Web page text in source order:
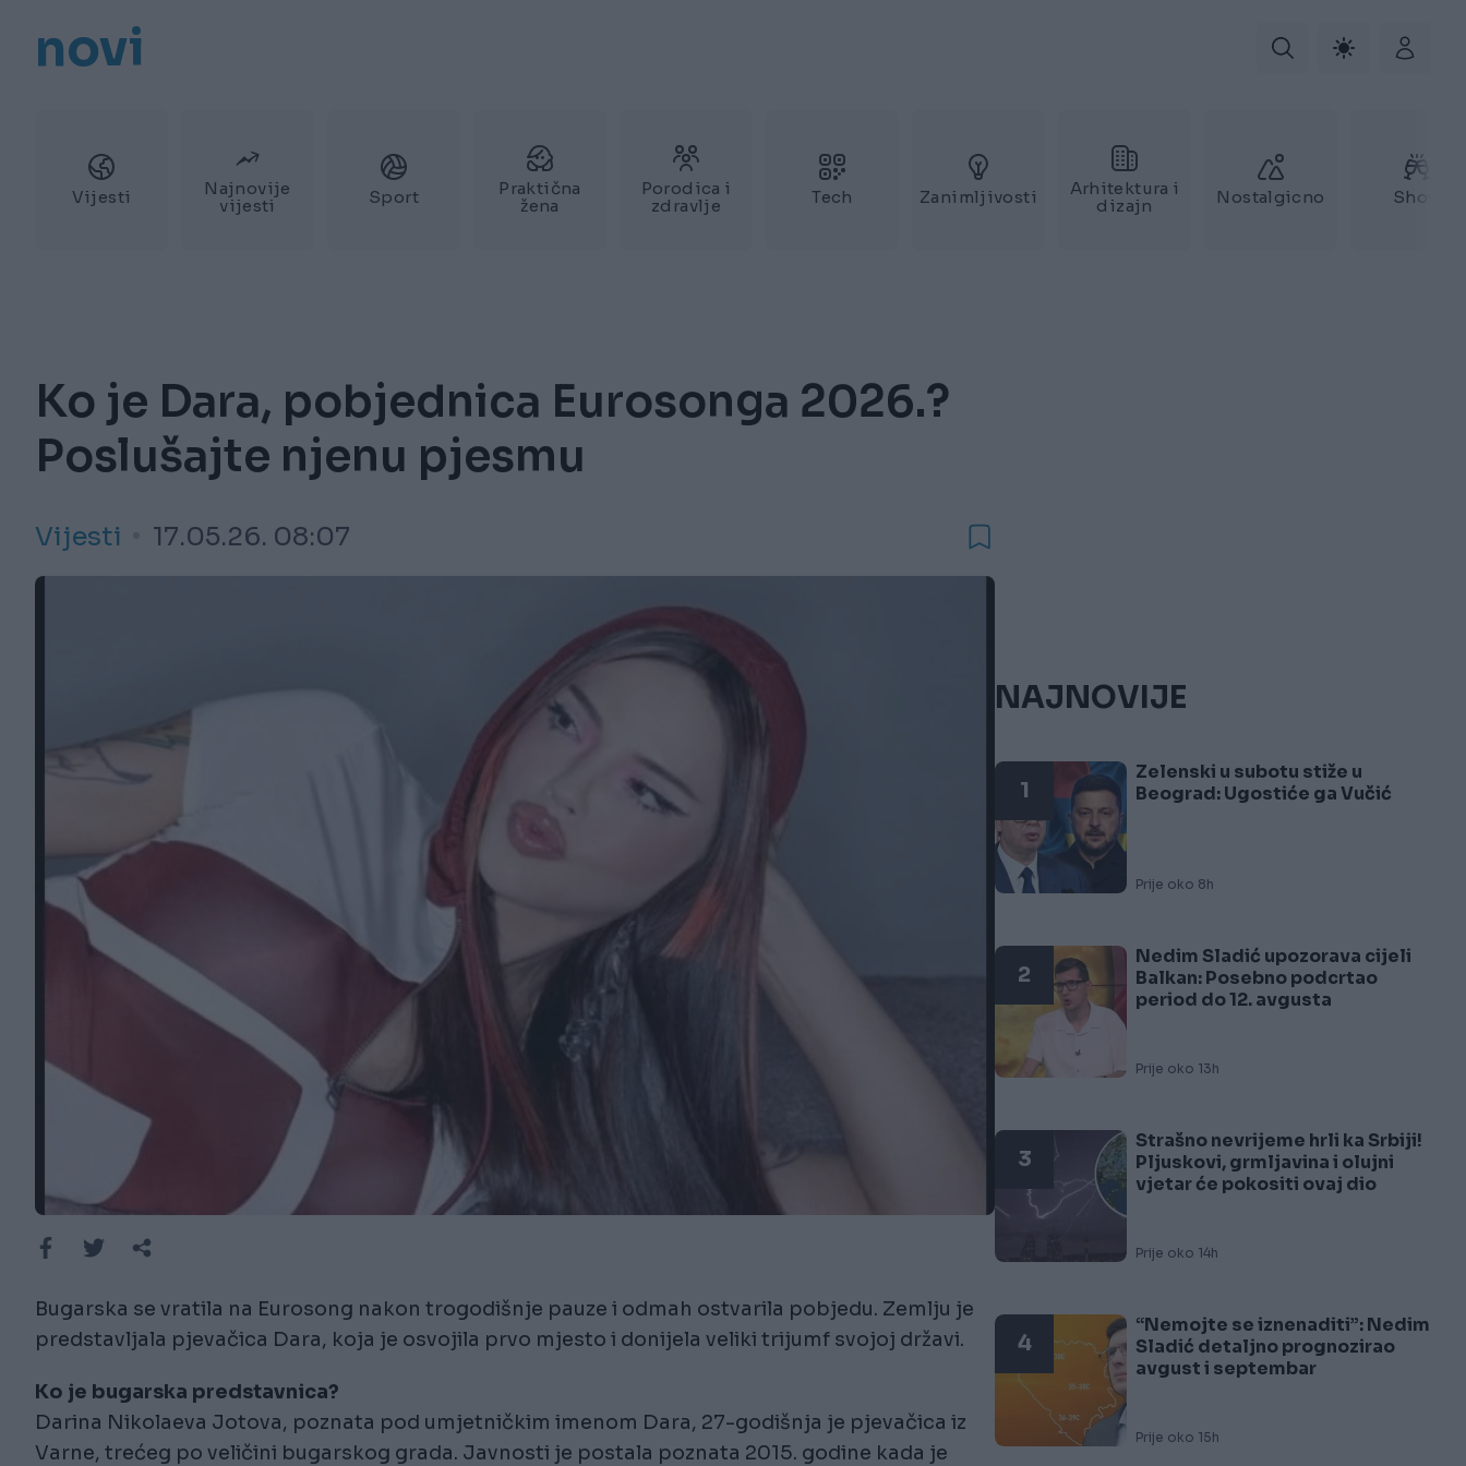
novi
Vijesti
Najnovije
vijesti
Sport
Praktična
žena
Porodica i
zdravlje
Tech Zanimljivosti
Arhitektura i
dizajn
Nostalgicno Show
Ko je Dara, pobjednica Eurosonga 2026.?
Poslušajte njenu pjesmu
Vijesti 17.05.26. 08:07
Bugarska se vratila na Eurosong nakon trogodišnje pauze i odmah ostvarila pobjedu. Zemlju je
predstavljala pjevačica Dara, koja je osvojila prvo mjesto i donijela veliki trijumf svojoj državi.
Ko je bugarska predstavnica?
Darina Nikolaeva Jotova, poznata pod umjetničkim imenom Dara, 27-godišnja je pjevačica iz
Varne, trećeg po veličini bugarskog grada. Javnosti je postala poznata 2015. godine kada je
NAJNOVIJE
1
Zelenski u subotu stiže u
Beograd: Ugostiće ga Vučić
Prije oko 8h
2
Nedim Sladić upozorava cijeli
Balkan: Posebno podcrtao
period do 12. avgusta
Prije oko 13h
3
Strašno nevrijeme hrli ka Srbiji!
Pljuskovi, grmljavina i olujni
vjetar će pokositi ovaj dio
Prije oko 14h
4
“Nemojte se iznenaditi”: Nedim
Sladić detaljno prognozirao
avgust i septembar
Prije oko 15h